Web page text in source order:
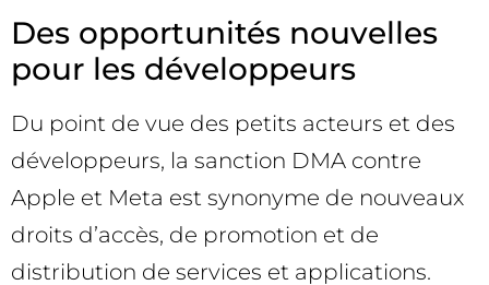
Des opportunités nouvelles
pour les développeurs
Du point de vue des petits acteurs et des
développeurs, la sanction DMA contre
Apple et Meta est synonyme de nouveaux
droits d’accès, de promotion et de
distribution de services et applications.